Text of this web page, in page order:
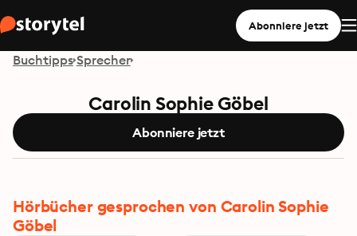
Abonniere jetzt
Buchtipps Sprecher
Carolin Sophie Göbel
Abonniere jetzt
Hörbücher gesprochen von Carolin Sophie
Göbel